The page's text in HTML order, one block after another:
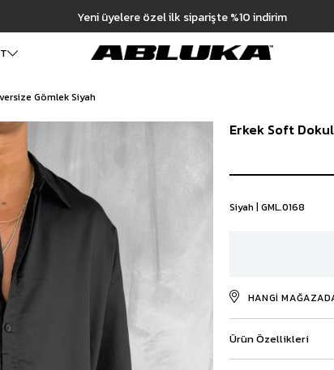
Hızlı Teslimat | 3000₺ Üzeri
Keten Pantolon
Baggy Jean
Boyfriend Jean
Slim Fit Jean
Distressed Jean
Regular Fit Jean
Eşofman
Deniz Şortu
Ceket
İÇ GİYİM
Gömlek Siyah
Erkek Soft
Siyah | GML.0168
HANGI
Ürün Özellikleri